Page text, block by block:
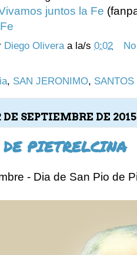
juntos la Fe
Diego Olivera a la/s 0:02
, SAN JERONIMO, SANTOS
SEPTIEMBRE DE 2015
PIETRELCINA
- Dia de San Pio de